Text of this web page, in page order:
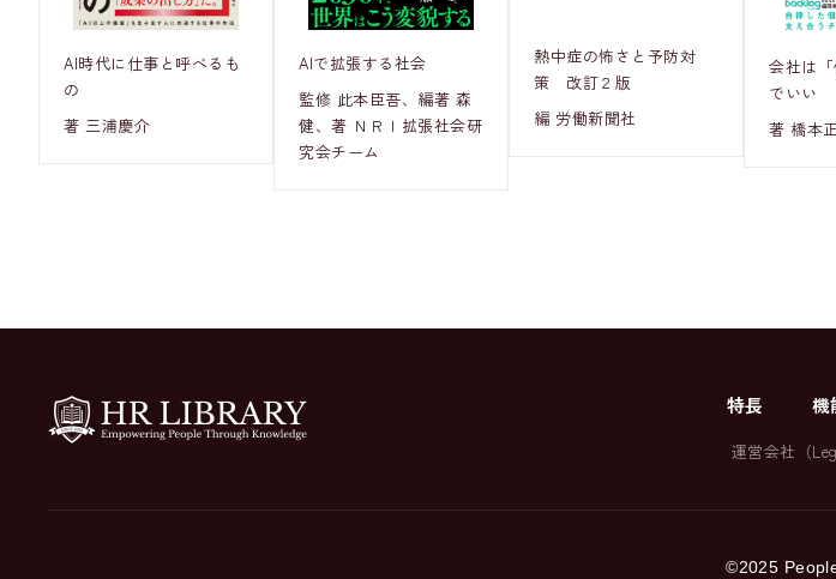
AI時代に仕事と呼べるも
の
著 三浦慶介
AIで拡張する社会
監修 此本臣吾、編著 森
健、著 ＮＲＩ拡張社会研
究会チーム
熱中症の怖さと予防対
策 改訂２版
編 労働新聞社
会社は「
でいい
著 橋本
特長 機
運営会社（
©2025